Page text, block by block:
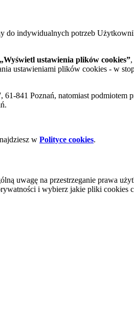
do indywidualnych potrzeb
„Wyświetl ustawienia plików cookies”
ustawieniami plików cookies - w
841 Poznań, natomiast podmiotem
w Polityce cookies.
uwagę na przestrzeganie prawa
i wybierz jakie pliki cookies